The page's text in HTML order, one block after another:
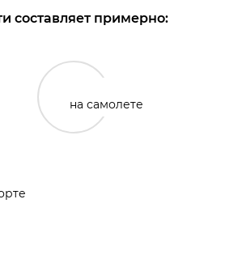
составляет примерно:
на самолете